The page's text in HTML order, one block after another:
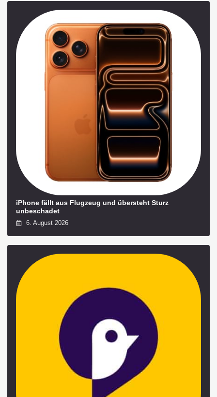
iPhone fällt aus Flugzeug und übersteht Sturz
unbeschadet
6. August 2026